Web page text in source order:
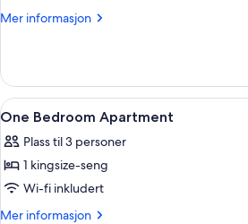
Mer informasjon
Mer
–
executive,
2
Åpne
alle
bildene
av
One
Bedroom
3
One Bedroom Apartment
Plass til 3 personer
1 kingsize-seng
Wi-fi inkludert
Mer informasjon
Mer